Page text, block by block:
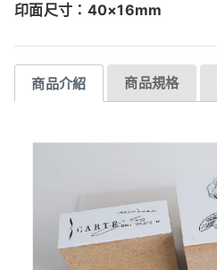
印面尺寸：40×16mm
商品介紹 商品規格